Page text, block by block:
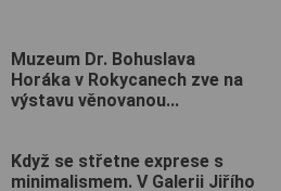
Muzeum Dr. Bohuslava
Horáka v Rokycanech zve na
výstavu věnovanou...
Když se střetne exprese s
minimalismem. V Galerii Jiřího